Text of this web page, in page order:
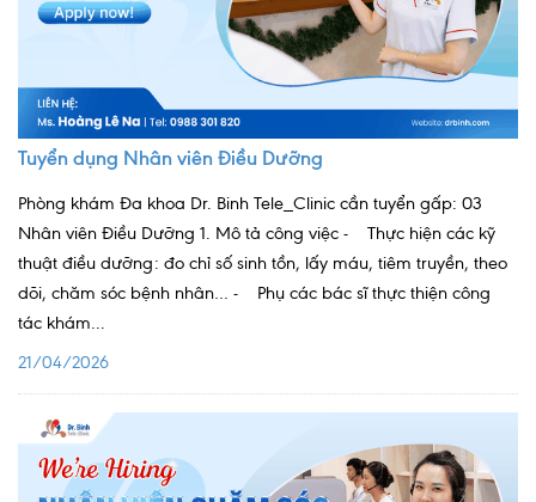
Ngoại
Sản - Phụ Khoa
Da Liễu
Mắt
Răng Hàm Mặt
Vật lý trị liệu hồi phục chức năng
Xét nghiệm
Tuyển dụng Nhân viên Điều Dưỡng
Phòng khám Đa khoa Dr. Binh Tele_Clinic cần tuyển gấp: 03
Nhân viên Điều Dưỡng 1. Mô tả công việc - Thực hiện các kỹ
thuật điều dưỡng: đo chỉ số sinh tồn, lấy máu, tiêm truyền, theo
dõi, chăm sóc bệnh nhân… - Phụ các bác sĩ thực thiện công
tác khám...
21/04/2026